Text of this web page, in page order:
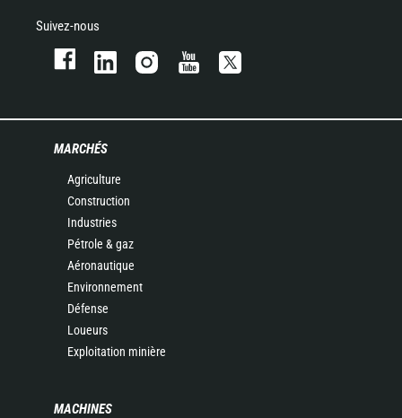
Suivez-nous
MARCHÉS
Agriculture
Construction
Industries
Pétrole & gaz
Aéronautique
Environnement
Défense
Loueurs
Exploitation minière
MACHINES